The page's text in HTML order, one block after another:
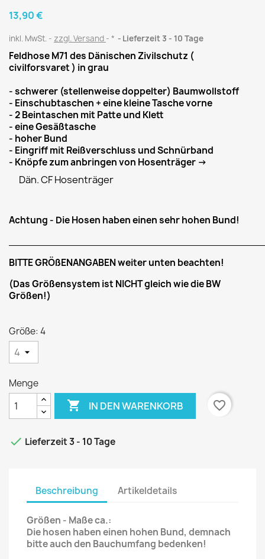
13,90 €
inkl. MwSt. zzgl. Versand * Lieferzeit 3 - 10 Tage
Feldhose M71 des Dänischen Zivilschutz (
civilforsvaret ) in grau
- schwerer (stellenweise doppelter) Baumwollstoff
- Einschubtaschen + eine kleine Tasche vorne
- 2 Beintaschen mit Patte und Klett
- eine Gesäßtasche
- hoher Bund
- Eingriff mit Reißverschluss und Schnürband
- Knöpfe zum anbringen von Hosenträger ->
Dän. CF Hosenträger
Achtung - Die Hosen haben einen sehr hohen Bund!
BITTE GRÖßENANGABEN weiter unten beachten!
(Das Größensystem ist NICHT gleich wie die BW
Größen!)
Größe: 4
Menge
 IN DEN WARENKORB favorite_border
 Lieferzeit 3 - 10 Tage
Beschreibung Artikeldetails
Größen - Maße ca.:
Die hosen haben einen hohen Bund, demnach
bitte auch den Bauchumfang bedenken!